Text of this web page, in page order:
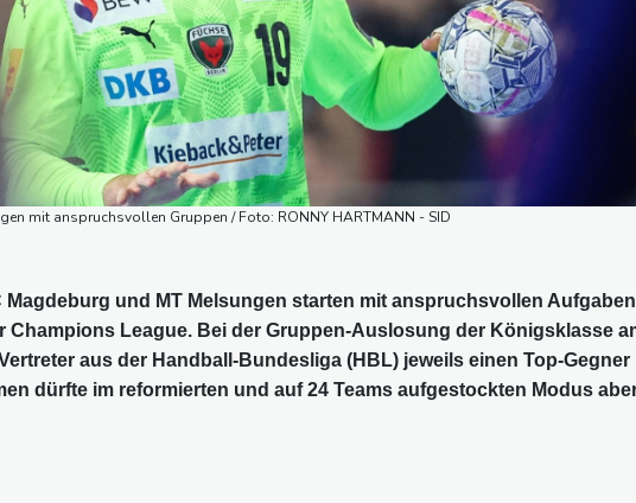
mit anspruchsvollen Gruppen / Foto: RONNY HARTMANN - SID
Magdeburg und MT Melsungen starten mit anspruchsvollen
Champions League. Bei der Gruppen-Auslosung der Königsklasse
aus der Handball-Bundesliga (HBL) jeweils einen Top-Gegner
dürfte im reformierten und auf 24 Teams aufgestockten Modus